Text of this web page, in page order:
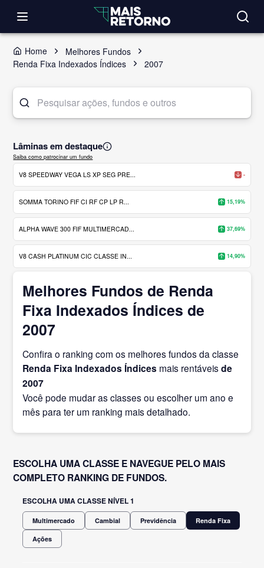
Home
Melhores Fundos
Renda Fixa Indexados Índices
2007
Lâminas em destaque
Saiba como patrocinar um fundo
V8 SPEEDWAY VEGA LS XP SEG PRE... -
SOMMA TORINO FIF CI RF CP LP R... 15,19%
ALPHA WAVE 300 FIF MULTIMERCAD... 37,69%
V8 CASH PLATINUM CIC CLASSE IN... 14,90%
Melhores Fundos de Renda
Fixa Indexados Índices de
2007
Confira o ranking com os melhores fundos da classe
Renda Fixa Indexados Índices mais rentáveisde
2007
Você pode mudar as classes ou escolher um ano e
mês para ter um ranking mais detalhado.
ESCOLHA UMA CLASSE E NAVEGUE PELO MAIS
COMPLETO RANKING DE FUNDOS.
ESCOLHA UMA CLASSE NÍVEL 1
Multimercado Cambial Previdência Renda Fixa
Ações